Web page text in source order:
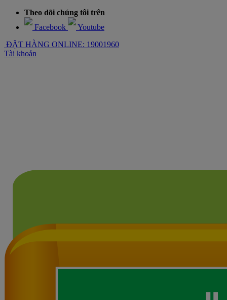
Theo dõi chúng tôi trên
Facebook
Youtube
ĐẶT HÀNG ONLINE: 19001960
Tài khoản